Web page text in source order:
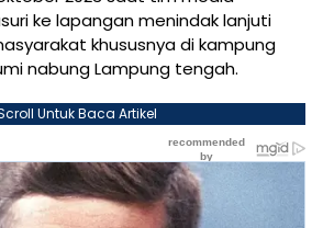
ke lapangan menindak lanjuti
khususnya di kampung
nabung Lampung tengah.
Untuk Baca Artikel